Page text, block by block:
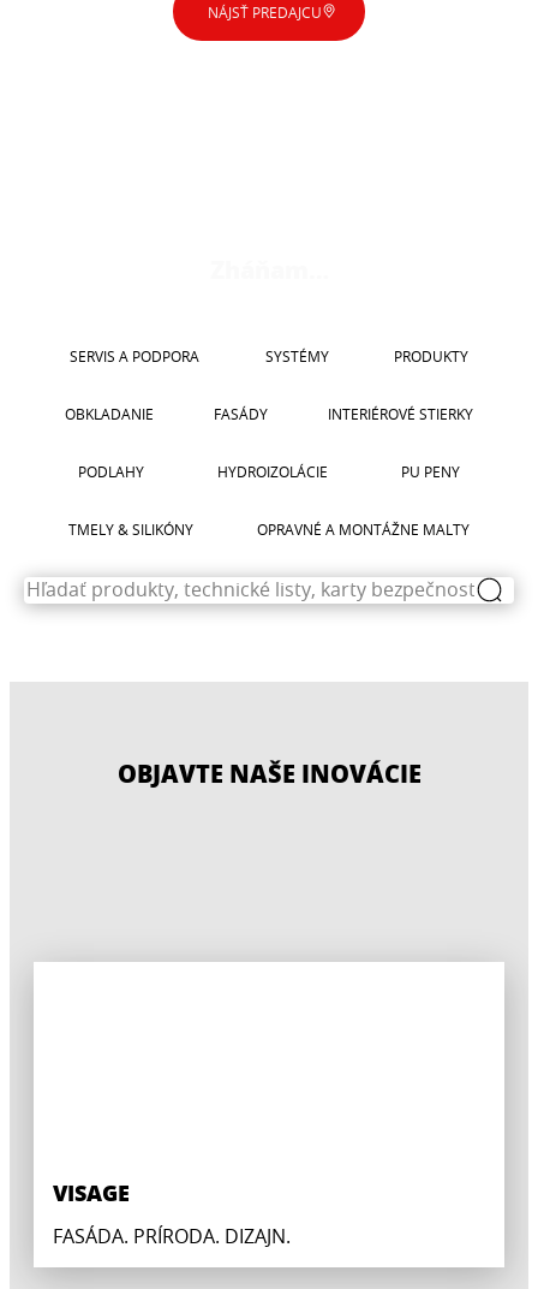
NÁJSŤ PREDAJCU
SERVIS A PODPORA SYSTÉMY PRODUKTY
OBKLADANIE FASÁDY INTERIÉROVÉ STIERKY
PODLAHY HYDROIZOLÁCIE PU PENY
TMELY & SILIKÓNY OPRAVNÉ A MONTÁŽNE MALTY
OBJAVTE NAŠE INOVÁCIE
VISAGE
FASÁDA. PRÍRODA. DIZAJN.